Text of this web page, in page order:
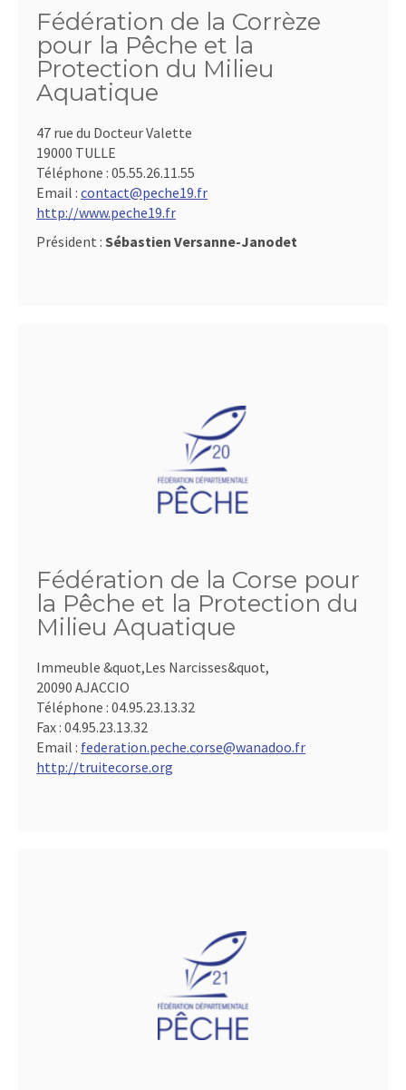
Fédération de la Corrèze
pour la Pêche et la
Protection du Milieu
Aquatique
47 rue du Docteur Valette
19000 TULLE
Téléphone : 05.55.26.11.55
Email : contact@peche19.fr
http://www.peche19.fr
Président : Sébastien Versanne-Janodet
Fédération de la Corse pour
la Pêche et la Protection du
Milieu Aquatique
Immeuble &quot,Les Narcisses&quot,
20090 AJACCIO
Téléphone : 04.95.23.13.32
Fax : 04.95.23.13.32
Email : federation.peche.corse@wanadoo.fr
http://truitecorse.org